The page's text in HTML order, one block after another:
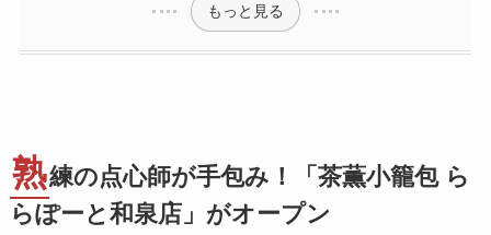
もっと見る
熟練の点心師が手包み！「茶薫小籠包 ら
らぽーと和泉店」がオープン